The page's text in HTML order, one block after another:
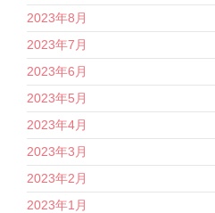
2023年8月
2023年7月
2023年6月
2023年5月
2023年4月
2023年3月
2023年2月
2023年1月